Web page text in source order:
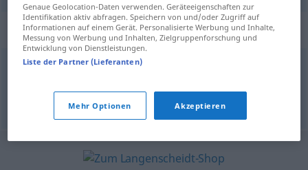
Synonyme für "zagala"
© OpenThesaurus-es
Genaue Geolocation-Daten verwenden. Geräteeigenschaften zur
Identifikation aktiv abfragen. Speichern von und/oder Zugriff auf
Informationen auf einem Gerät. Personalisierte Werbung und Inhalte,
Messung von Werbung und Inhalten, Zielgruppenforschung und
Entwicklung von Dienstleistungen.
Liste der Partner (Lieferanten)
Mehr Optionen Akzeptieren